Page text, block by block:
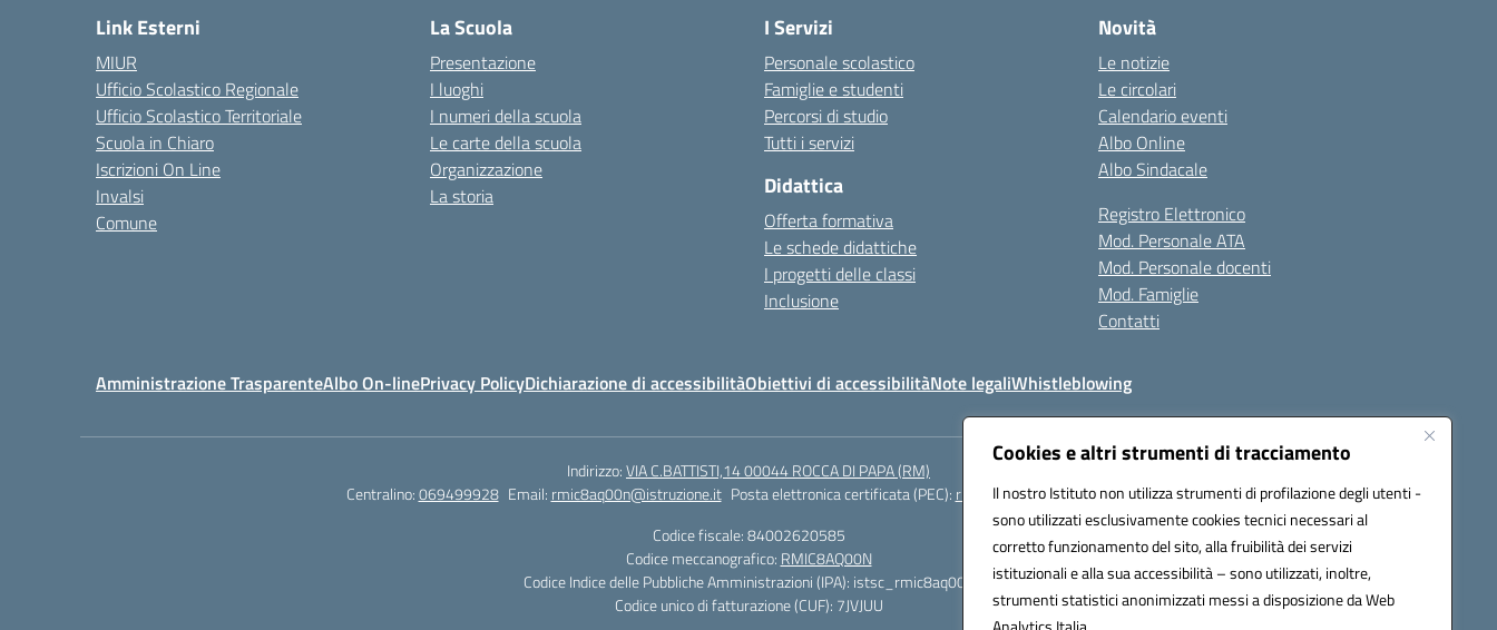
Cookies e altri strumenti di tracciamento
Il nostro Istituto non utilizza strumenti di profilazione degli utenti -
sono utilizzati esclusivamente cookies tecnici necessari al
corretto funzionamento del sito, alla fruibilità dei servizi
istituzionali e alla sua accessibilità – sono utilizzati, inoltre,
strumenti statistici anonimizzati messi a disposizione da Web
Link Esterni
MIUR
Ufficio Scolastico Regionale
Ufficio Scolastico Territoriale
Scuola in Chiaro
Iscrizioni On Line
Invalsi
Comune
La Scuola
Presentazione
I luoghi
I numeri della scuola
Le carte della scuola
Organizzazione
La storia
I Servizi
Personale scolastico
Famiglie e studenti
Percorsi di studio
Tutti i servizi
Didattica
Offerta formativa
Le schede didattiche
I progetti delle classi
Inclusione
Novità
Le notizie
Le circolari
Calendario eventi
Albo Online
Albo Sindacale
Registro Elettronico
Mod. Personale ATA
Mod. Personale docenti
Mod. Famiglie
Contatti
Amministrazione TrasparenteAlbo On-linePrivacy PolicyDichiarazione di accessibilitàObiettivi di accessibilitàNote legaliWhistleblowing
Indirizzo:VIA C.BATTISTI,14 00044 ROCCA DI PAPA (RM)
Centralino:069499928 Email: rmic8aq00n@istruzione.it Posta elettronica certificata (PEC): rmic8aq00n@pec.istruzione.it
Codice fiscale: 84002620585
Codice meccanografico: RMIC8AQ00N
Codice Indice delle Pubbliche Amministrazioni (IPA): istsc_rmic8aq00n
Codice unico di fatturazione (CUF): 7JVJUU